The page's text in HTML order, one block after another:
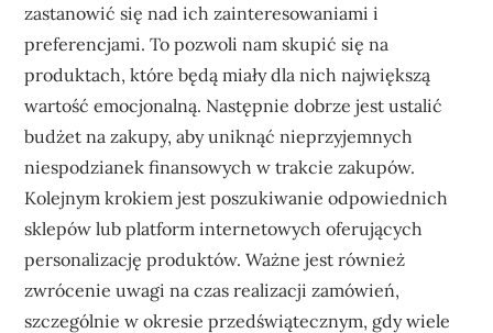
zastanowić się nad ich zainteresowaniami i
preferencjami. To pozwoli nam skupić się na
produktach, które będą miały dla nich największą
wartość emocjonalną. Następnie dobrze jest ustalić
budżet na zakupy, aby uniknąć nieprzyjemnych
niespodzianek finansowych w trakcie zakupów.
Kolejnym krokiem jest poszukiwanie odpowiednich
sklepów lub platform internetowych oferujących
personalizację produktów. Ważne jest również
zwrócenie uwagi na czas realizacji zamówień,
szczególnie w okresie przedświątecznym, gdy wiele